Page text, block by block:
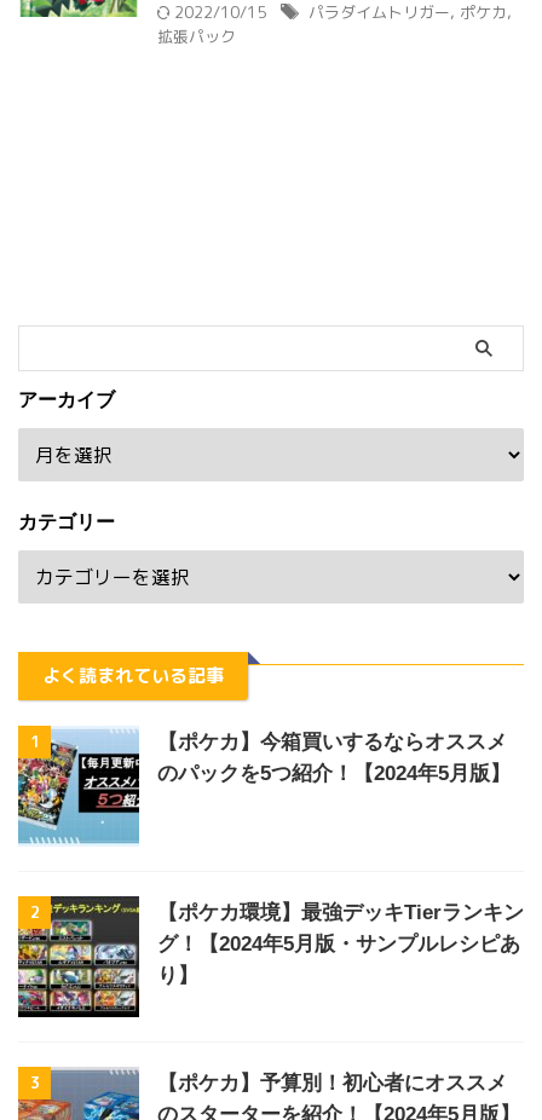
2022/10/15 パラダイムトリガー, ポケカ,
拡張パック
アーカイブ
カテゴリー
よく読まれている記事
1
【ポケカ】今箱買いするならオススメ
のパックを5つ紹介！【2024年5月版】
2
【ポケカ環境】最強デッキTierランキン
グ！【2024年5月版・サンプルレシピあ
り】
3
【ポケカ】予算別！初心者にオススメ
のスターターを紹介！【2024年5月版】